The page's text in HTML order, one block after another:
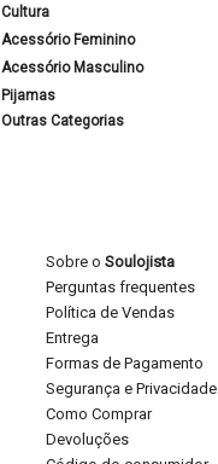
Cultura
Acessório Feminino
Acessório Masculino
Pijamas
Outras Categorias
Sobre o Soulojista
Perguntas frequentes
Política de Vendas
Entrega
Formas de Pagamento
Segurança e Privacidade
Como Comprar
Devoluções